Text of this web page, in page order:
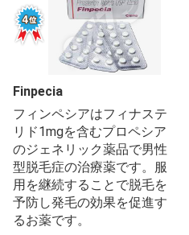
Finpecia
フィンペシアはフィナステ
リド1mgを含むプロペシア
のジェネリック薬品で男性
型脱毛症の治療薬です。服
用を継続することで脱毛を
予防し発毛の効果を促進す
るお薬です。